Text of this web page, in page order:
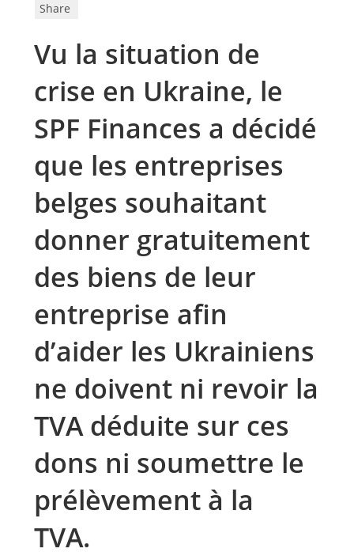
Share
Vu la situation de
crise en Ukraine, le
SPF Finances a décidé
que les entreprises
belges souhaitant
donner gratuitement
des biens de leur
entreprise afin
d’aider les Ukrainiens
ne doivent ni revoir la
TVA déduite sur ces
dons ni soumettre le
prélèvement à la
TVA.